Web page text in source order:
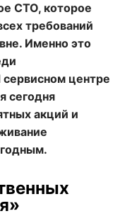
СТО, которое
требований
Именно это
центре
сегодня
акций и